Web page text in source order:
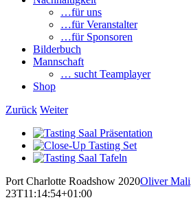
…für uns
…für Veranstalter
…für Sponsoren
Bilderbuch
Mannschaft
… sucht Teamplayer
Shop
Zurück Weiter
View
Larger
Image
View
Larger
View
Image
Port Charlotte Roadshow 2020Oliver Mali
23T11:14:54+01:00